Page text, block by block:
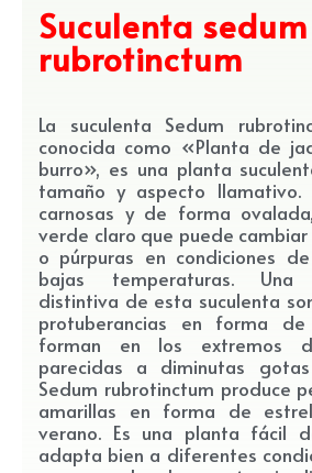
Suculenta sedum
rubrotinctum
La suculenta Sedum
conocida como «Planta de
burro», es una planta
tamaño y aspecto llamativo.
carnosas y de forma
verde claro que puede
o púrpuras en condiciones
bajas temperaturas. Una
distintiva de esta suculenta
protuberancias en forma
forman en los extremos
parecidas a diminutas
Sedum rubrotinctum produce
amarillas en forma de
verano. Es una planta fácil
adapta bien a diferentes